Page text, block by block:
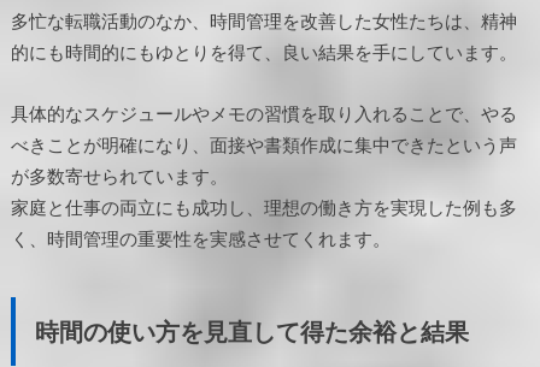
多忙な転職活動のなか、時間管理を改善した女性たちは、精神
的にも時間的にもゆとりを得て、良い結果を手にしています。
具体的なスケジュールやメモの習慣を取り入れることで、やる
べきことが明確になり、面接や書類作成に集中できたという声
が多数寄せられています。
家庭と仕事の両立にも成功し、理想の働き方を実現した例も多
く、時間管理の重要性を実感させてくれます。
時間の使い方を見直して得た余裕と結果